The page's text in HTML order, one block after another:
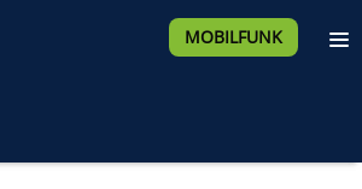
MOBILFUNK